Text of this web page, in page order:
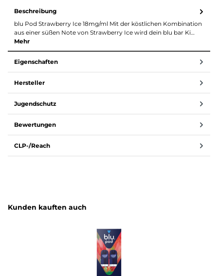
Beschreibung
blu Pod Strawberry Ice 18mg/ml Mit der köstlichen Kombination
aus einer süßen Note von Strawberry Ice wird dein blu bar Ki…
Mehr
Eigenschaften
Hersteller
Jugendschutz
Bewertungen
CLP-/Reach
Produktgalerie überspringen
Kunden kauften auch